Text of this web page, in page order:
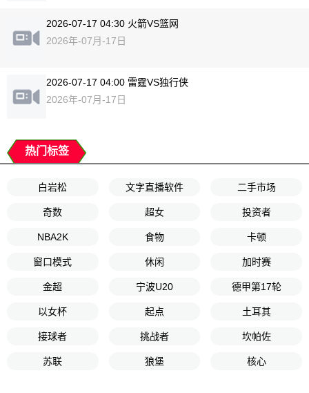
2026-07-17 04:30 火箭VS篮网
2026年-07月-17日
2026-07-17 04:00 雷霆VS独行侠
2026年-07月-17日
热门标签
白岩松 文字直播软件 二手市场
奇数 超女 投资者
NBA2K 食物 卡顿
窗口模式 休闲 加时赛
金超 宁波U20 德甲第17轮
以女杯 起点 土耳其
接球者 挑战者 坎帕佐
苏联 狼堡 核心